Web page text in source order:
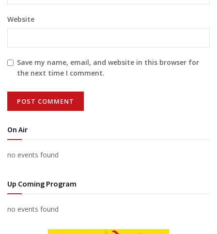
Website
Save my name, email, and website in this browser for
the next time I comment.
On Air
no events found
Up Coming Program
no events found